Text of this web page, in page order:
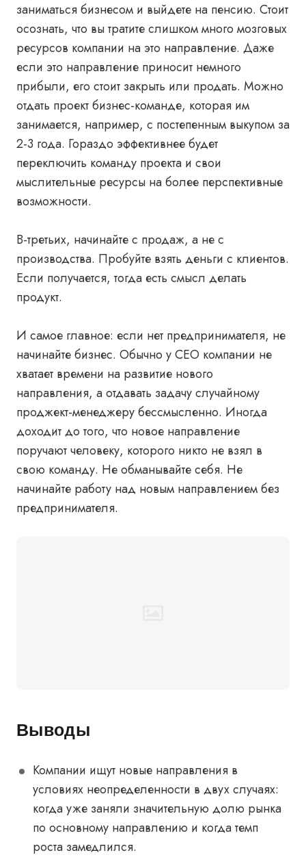
заниматься бизнесом и выйдете на пенсию. Стоит
осознать, что вы тратите слишком много мозговых
ресурсов компании на это направление. Даже
если это направление приносит немного
прибыли, его стоит закрыть или продать. Можно
отдать проект бизнес-команде, которая им
занимается, например, с постепенным выкупом за
2-3 года. Гораздо эффективнее будет
переключить команду проекта и свои
мыслительные ресурсы на более перспективные
возможности.
В-третьих, начинайте с продаж, а не с
производства. Пробуйте взять деньги с клиентов.
Если получается, тогда есть смысл делать
продукт.
И самое главное: если нет предпринимателя, не
начинайте бизнес. Обычно у CEO компании не
хватает времени на развитие нового
направления, а отдавать задачу случайному
проджект-менеджеру бессмысленно. Иногда
доходит до того, что новое направление
поручают человеку, которого никто не взял в
свою команду. Не обманывайте себя. Не
начинайте работу над новым направлением без
предпринимателя.
Выводы
Компании ищут новые направления в
условиях неопределенности в двух случаях:
когда уже заняли значительную долю рынка
по основному направлению и когда темп
роста замедлился.